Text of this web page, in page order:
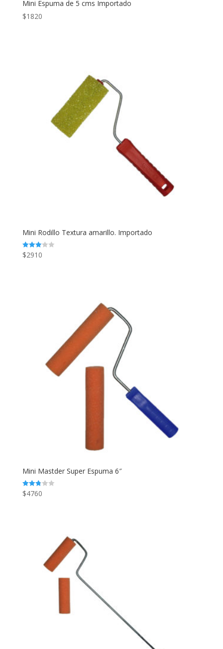
Mini Espuma de 5 cms Importado
$1820
Mini Rodillo Textura amarillo. Importado
Valorado
en
$2910
Mini Mastder Super Espuma 6″
Valorado
en
$4760